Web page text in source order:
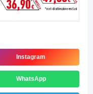
Instagram
WhatsApp